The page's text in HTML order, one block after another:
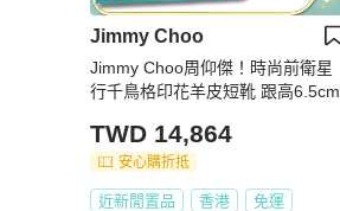
Jimmy Choo
Jimmy Choo周仰傑！時尚前衛星
行千鳥格印花羊皮短靴 跟高6.5cm
TWD 14,864
安心購折抵
近新閒置品 香港 免運